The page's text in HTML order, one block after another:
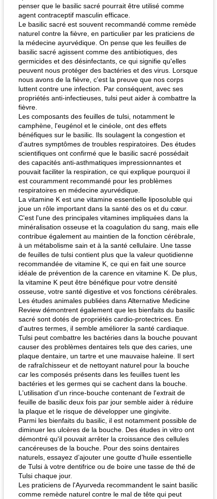
penser que le basilic sacré pourrait être utilisé comme
agent contraceptif masculin efficace.
Le basilic sacré est souvent recommandé comme remède
naturel contre la fièvre, en particulier par les praticiens de
la médecine ayurvédique. On pense que les feuilles de
basilic sacré agissent comme des antibiotiques, des
germicides et des désinfectants, ce qui signifie qu'elles
peuvent nous protéger des bactéries et des virus. Lorsque
nous avons de la fièvre, c'est la preuve que nos corps
luttent contre une infection. Par conséquent, avec ses
propriétés anti-infectieuses, tulsi peut aider à combattre la
fièvre.
Les composants des feuilles de tulsi, notamment le
camphène, l'eugénol et le cinéole, ont des effets
bénéfiques sur le basilic. Ils soulagent la congestion et
d'autres symptômes de troubles respiratoires. Des études
scientifiques ont confirmé que le basilic sacré possédait
des capacités anti-asthmatiques impressionnantes et
pouvait faciliter la respiration, ce qui explique pourquoi il
est couramment recommandé pour les problèmes
respiratoires en médecine ayurvédique.
La vitamine K est une vitamine essentielle liposoluble qui
joue un rôle important dans la santé des os et du cœur.
C'est l'une des principales vitamines impliquées dans la
minéralisation osseuse et la coagulation du sang, mais elle
contribue également au maintien de la fonction cérébrale,
à un métabolisme sain et à la santé cellulaire. Une tasse
de feuilles de tulsi contient plus que la valeur quotidienne
recommandée de vitamine K, ce qui en fait une source
idéale de prévention de la carence en vitamine K. De plus,
la vitamine K peut être bénéfique pour votre densité
osseuse, votre santé digestive et vos fonctions cérébrales.
Les études animales publiées dans Alternative Medicine
Review démontrent également que les bienfaits du basilic
sacré sont dotés de propriétés cardio-protectrices. En
d'autres termes, il semble améliorer la santé cardiaque.
Tulsi peut combattre les bactéries dans la bouche pouvant
causer des problèmes dentaires tels que des caries, une
plaque dentaire, un tartre et une mauvaise haleine. Il sert
de rafraîchisseur et de nettoyant naturel pour la bouche
car les composés présents dans les feuilles tuent les
bactéries et les germes qui se cachent dans la bouche.
L'utilisation d'un rince-bouche contenant de l'extrait de
feuille de basilic deux fois par jour semble aider à réduire
la plaque et le risque de développer une gingivite.
Parmi les bienfaits du basilic, il est notamment possible de
diminuer les ulcères de la bouche. Des études in vitro ont
démontré qu'il pouvait arrêter la croissance des cellules
cancéreuses de la bouche. Pour des soins dentaires
naturels, essayez d’ajouter une goutte d’huile essentielle
de Tulsi à votre dentifrice ou de boire une tasse de thé de
Tulsi chaque jour.
Les praticiens de l'Ayurveda recommandent le saint basilic
comme remède naturel contre le mal de tête qui peut